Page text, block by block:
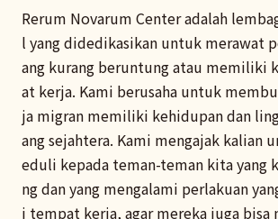
Rerum Novarum Center adalah
l yang didedikasikan untuk merawat
ang kurang beruntung atau memiliki
at kerja. Kami berusaha untuk
ja migran memiliki kehidupan dan
ang sejahtera. Kami mengajak kalian
eduli kepada teman-teman kita yang
ng dan yang mengalami perlakuan
i tempat kerja, agar mereka juga bisa